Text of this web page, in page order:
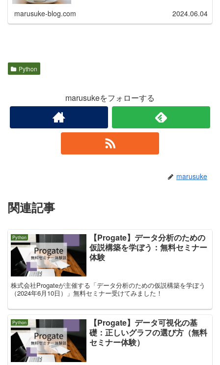
marusuke-blog.com 2024.06.04
Python
marusukeをフォローする
marusuke
関連記事
Python
【Progate】データ分析のための
仮説構築を学ぼう：無料セミナー
体験
株式会社Progateが主催する「データ分析のための仮説構築を学ぼう
（2024年6月10日）」無料セミナー受けてみました！
Python
【Progate】データ可視化の基
礎：正しいグラフの選び方（無料
セミナー体験）